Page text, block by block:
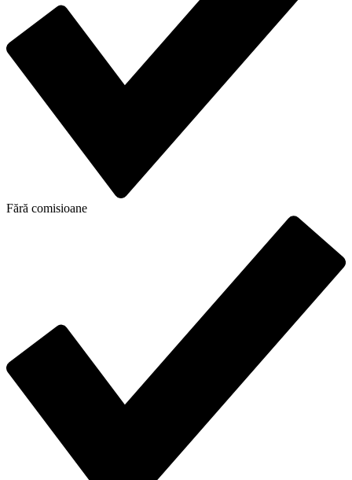
Fără comisioane